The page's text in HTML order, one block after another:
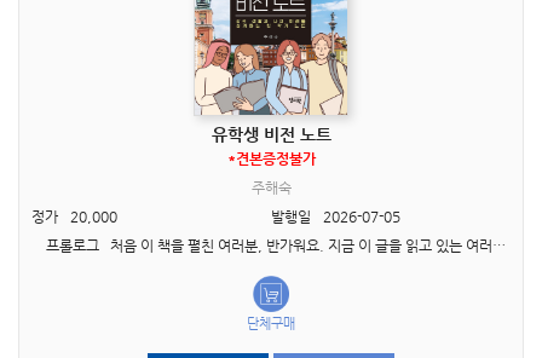
유학생 비전 노트
*견본증정불가
주해숙
정가
20,000 발행일
2026-07-05
프롤로그 처음 이 책을 펼친 여러분, 반가워요. 지금 이 글을 읽고 있는 여러분은 아마도, 자신이 태어나고 자란 곳이 아닌 낯선 나라, 낯선 캠퍼스에서 하루하루..
단체구매